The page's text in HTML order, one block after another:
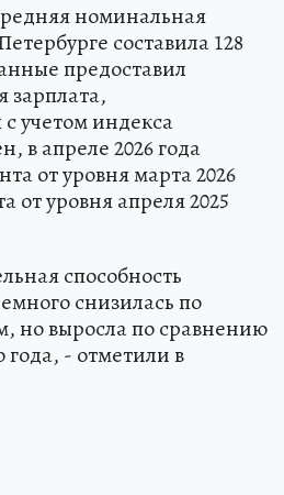
номинальная
составила 128
предоставил
зарплата,
учетом индекса
в апреле 2026 года
от уровня марта 2026
от уровня апреля 2025
способность
снизилась по
но выросла по сравнению
- отметили в